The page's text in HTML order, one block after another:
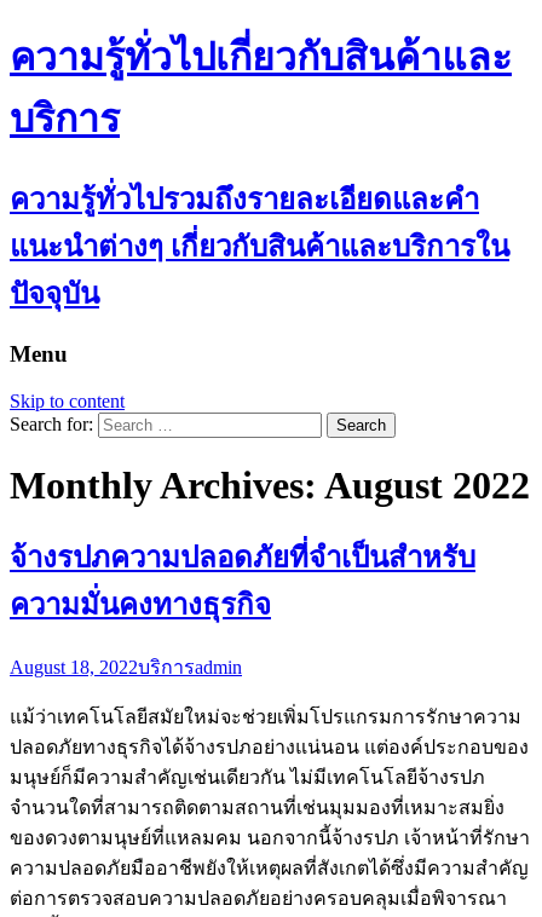
ความรู้ทั่วไปเกี่ยวกับสินค้าและ
บริการ
ความรู้ทั่วไปรวมถึงรายละเอียดและคำ
แนะนำต่างๆ เกี่ยวกับสินค้าและบริการใน
ปัจจุบัน
Menu
Skip to content
Search for:
Monthly Archives: August 2022
จ้างรปภความปลอดภัยที่จำเป็นสำหรับ
ความมั่นคงทางธุรกิจ
August 18, 2022บริการadmin
แม้ว่าเทคโนโลยีสมัยใหม่จะช่วยเพิ่มโปรแกรมการรักษาความ
ปลอดภัยทางธุรกิจได้จ้างรปภอย่างแน่นอน แต่องค์ประกอบของ
มนุษย์ก็มีความสำคัญเช่นเดียวกัน ไม่มีเทคโนโลยีจ้างรปภ
จำนวนใดที่สามารถติดตามสถานที่เช่นมุมมองที่เหมาะสมยิ่ง
ของดวงตามนุษย์ที่แหลมคม นอกจากนี้จ้างรปภ เจ้าหน้าที่รักษา
ความปลอดภัยมืออาชีพยังให้เหตุผลที่สังเกตได้ซึ่งมีความสำคัญ
ต่อการตรวจสอบความปลอดภัยอย่างครอบคลุมเมื่อพิจารณา